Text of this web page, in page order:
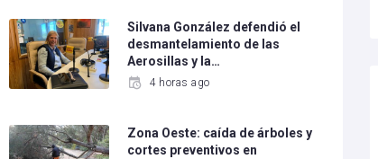
Silvana González defendió el
desmantelamiento de las
Aerosillas y la…
4 horas ago
Zona Oeste: caída de árboles y
cortes preventivos en